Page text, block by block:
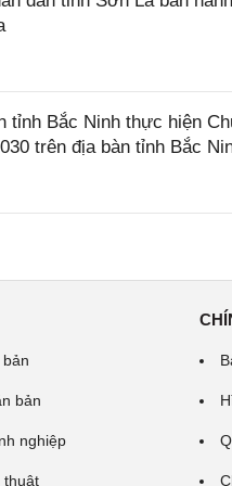
tỉnh Bắc Ninh thực hiện
trên địa bàn tỉnh Bắc
bản
nghiệp
thuật